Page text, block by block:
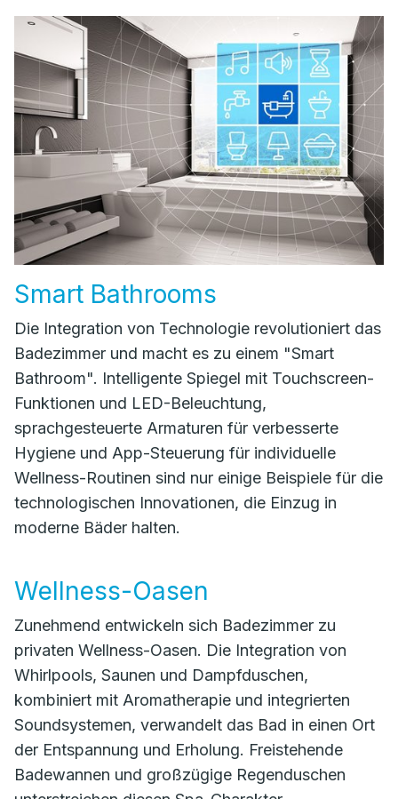
Smart Bathrooms
Die Integration von Technologie revolutioniert das
Badezimmer und macht es zu einem "Smart
Bathroom". Intelligente Spiegel mit Touchscreen-
Funktionen und LED-Beleuchtung,
sprachgesteuerte Armaturen für verbesserte
Hygiene und App-Steuerung für individuelle
Wellness-Routinen sind nur einige Beispiele für die
technologischen Innovationen, die Einzug in
moderne Bäder halten.
Wellness-Oasen
Zunehmend entwickeln sich Badezimmer zu
privaten Wellness-Oasen. Die Integration von
Whirlpools, Saunen und Dampfduschen,
kombiniert mit Aromatherapie und integrierten
Soundsystemen, verwandelt das Bad in einen Ort
der Entspannung und Erholung. Freistehende
Badewannen und großzügige Regenduschen